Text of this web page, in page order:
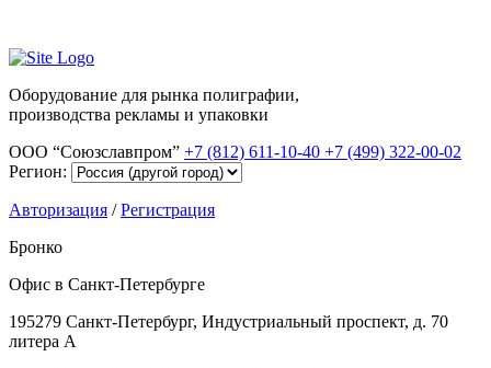
Оборудование для рынка полиграфии,
производства рекламы и упаковки
ООО “Союзславпром” +7 (812) 611-10-40 +7 (499) 322-00-02
Регион:
Авторизация /Регистрация
Бронко
Офис в Санкт-Петербурге
195279 Санкт-Петербург, Индустриальный проспект, д. 70
литера А